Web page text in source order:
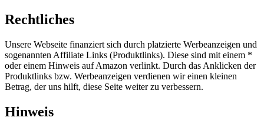
Rechtliches
Unsere Webseite finanziert sich durch platzierte Werbeanzeigen und
sogenannten Affiliate Links (Produktlinks). Diese sind mit einem *
oder einem Hinweis auf Amazon verlinkt. Durch das Anklicken der
Produktlinks bzw. Werbeanzeigen verdienen wir einen kleinen
Betrag, der uns hilft, diese Seite weiter zu verbessern.
Hinweis